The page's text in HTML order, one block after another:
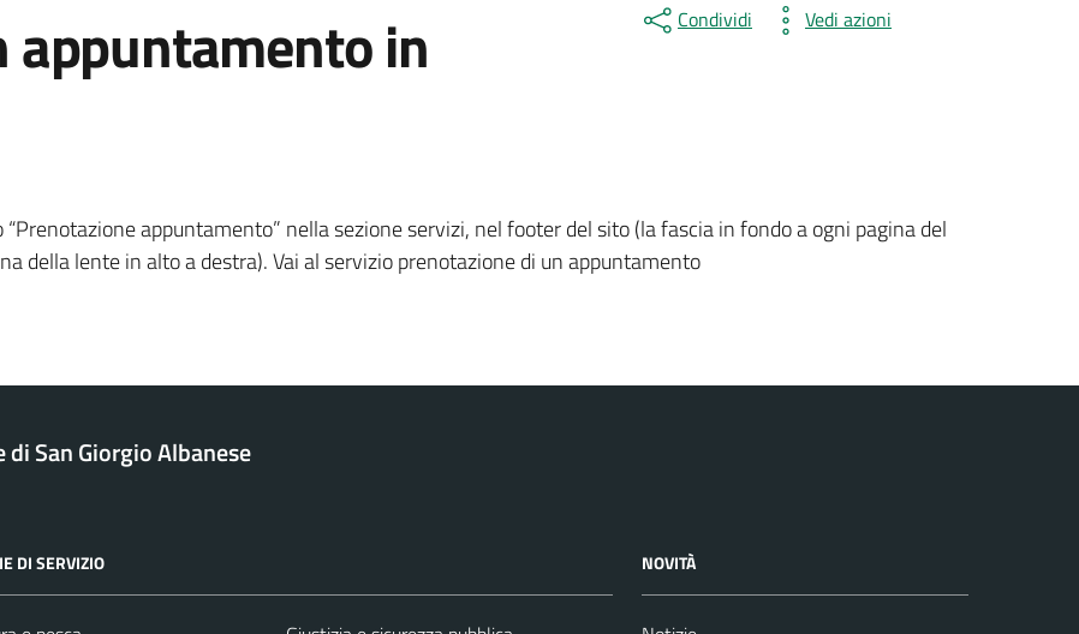
appuntamento in
Condividi Vedi azioni
appuntamento” nella sezione servizi, nel footer del sito (la fascia in fondo a ogni pagina del
della lente in alto a destra). Vai al servizio prenotazione di un appuntamento
di San Giorgio Albanese
DI SERVIZIO NOVITÀ